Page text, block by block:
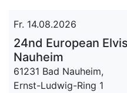
Fr. 14.08.2026
24nd European
Nauheim
61231 Bad Nauheim,
Ernst-Ludwig-Ring 1